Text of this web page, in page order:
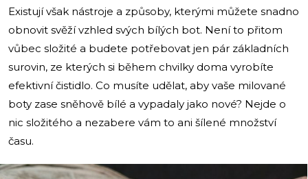
Existují však nástroje a způsoby, kterými můžete snadno
obnovit svěží vzhled svých bílých bot. Není to přitom
vůbec složité a budete potřebovat jen pár základních
surovin, ze kterých si během chvilky doma vyrobíte
efektivní čistidlo. Co musíte udělat, aby vaše milované
boty zase sněhově bílé a vypadaly jako nové? Nejde o
nic složitého a nezabere vám to ani šílené množství
času.